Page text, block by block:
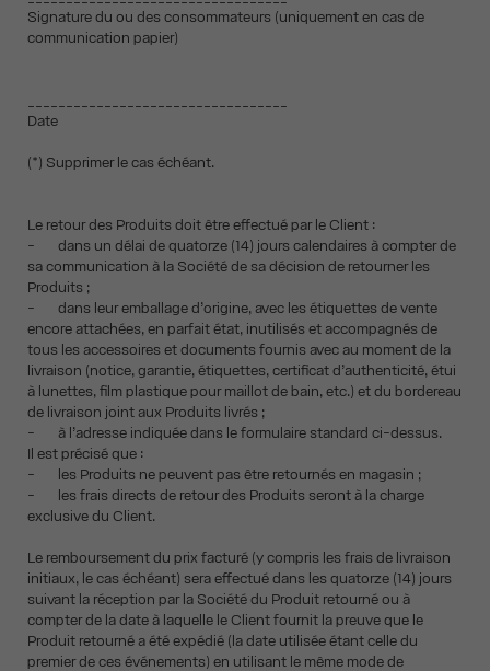
Signature du ou des consommateurs (uniquement en cas de
communication papier)
Date
(*) Supprimer le cas échéant.
Le retour des Produits doit être effectué par le Client :
- dans un délai de quatorze (14) jours calendaires à compter de
sa communication à la Société de sa décision de retourner les
Produits ;
- dans leur emballage d’origine, avec les étiquettes de vente
encore attachées, en parfait état, inutilisés et accompagnés de
tous les accessoires et documents fournis avec au moment de la
livraison (notice, garantie, étiquettes, certificat d’authenticité, étui
à lunettes, film plastique pour maillot de bain, etc.) et du bordereau
de livraison joint aux Produits livrés ;
- à l’adresse indiquée dans le formulaire standard ci-dessus.
Il est précisé que :
- les Produits ne peuvent pas être retournés en magasin ;
- les frais directs de retour des Produits seront à la charge
exclusive du Client.
Le remboursement du prix facturé (y compris les frais de livraison
initiaux, le cas échéant) sera effectué dans les quatorze (14) jours
suivant la réception par la Société du Produit retourné ou à
compter de la date à laquelle le Client fournit la preuve que le
Produit retourné a été expédié (la date utilisée étant celle du
premier de ces événements) en utilisant le même mode de